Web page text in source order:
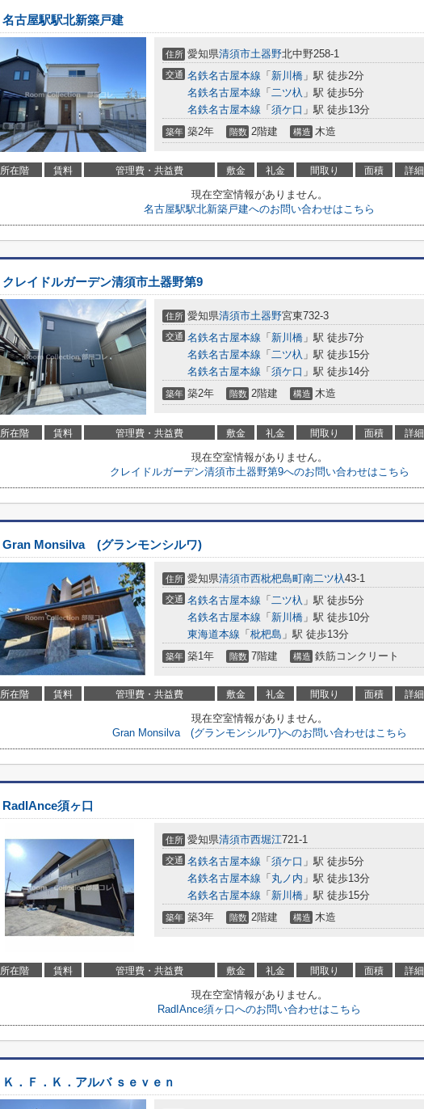
名古屋駅駅北新築戸建
住所 愛知県清須市土器野北中野258-1
交通 名鉄名古屋本線 「 新川橋 」駅 徒歩2分
名鉄名古屋本線 「 二ツ杁 」駅 徒歩5分
名鉄名古屋本線 「 須ケ口 」駅 徒歩13分
築年 築2年 階数 2階建 構造 木造
所在階 賃料 管理費・共益費 敷金 礼金 間取り 面積 詳細
現在空室情報がありません。
名古屋駅駅北新築戸建へのお問い合わせはこちら
クレイドルガーデン清須市土器野第9
住所 愛知県清須市土器野宮東732-3
交通 名鉄名古屋本線 「 新川橋 」駅 徒歩7分
名鉄名古屋本線 「 二ツ杁 」駅 徒歩15分
名鉄名古屋本線 「 須ケ口 」駅 徒歩14分
築年 築2年 階数 2階建 構造 木造
所在階 賃料 管理費・共益費 敷金 礼金 間取り 面積 詳細
現在空室情報がありません。
クレイドルガーデン清須市土器野第9へのお問い合わせはこちら
Gran Monsilva (グランモンシルワ)
住所 愛知県清須市西枇杷島町南二ツ杁43-1
交通 名鉄名古屋本線 「 二ツ杁 」駅 徒歩5分
名鉄名古屋本線 「 新川橋 」駅 徒歩10分
東海道本線 「 枇杷島 」駅 徒歩13分
築年 築1年 階数 7階建 構造 鉄筋コンクリート
所在階 賃料 管理費・共益費 敷金 礼金 間取り 面積 詳細
現在空室情報がありません。
Gran Monsilva (グランモンシルワ)へのお問い合わせはこちら
RadIAnce須ヶ口
住所 愛知県清須市西堀江721-1
交通 名鉄名古屋本線 「 須ケ口 」駅 徒歩5分
名鉄名古屋本線 「 丸ノ内 」駅 徒歩13分
名鉄名古屋本線 「 新川橋 」駅 徒歩15分
築年 築3年 階数 2階建 構造 木造
所在階 賃料 管理費・共益費 敷金 礼金 間取り 面積 詳細
現在空室情報がありません。
RadIAnce須ヶ口へのお問い合わせはこちら
Ｋ．Ｆ．Ｋ．アルバ ｓｅｖｅｎ